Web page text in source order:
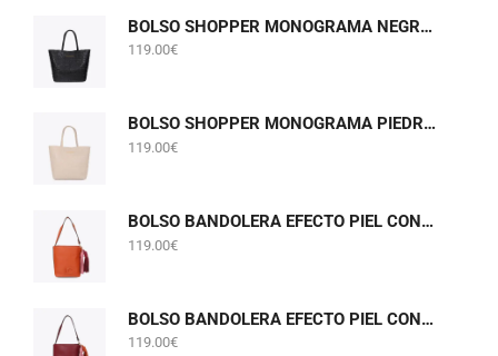
BOLSO SHOPPER MONOGRAMA NEGRO LOLA CASADEMUNT LF2604075
119.00€
BOLSO SHOPPER MONOGRAMA PIEDRA GRIS PERLADO LOLA CASADEMUNT LF2604075
119.00€
BOLSO BANDOLERA EFECTO PIEL CON POMPONES NARANJA LOLA CASADEMUNT LF2604058
119.00€
BOLSO BANDOLERA EFECTO PIEL CON POMPONES BURDEOS LOLA CASADEMUNT LF2604058
119.00€